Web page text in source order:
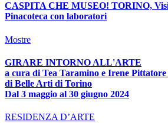
CASPITA CHE MUSEO! TORINO,
Pinacoteca con laboratori
Mostre
GIRARE INTORNO ALL'ARTE
a cura di Tea Taramino e Irene
di Belle Arti di Torino
Dal 3 maggio al 30 giugno 2024
RESIDENZA D’ARTE